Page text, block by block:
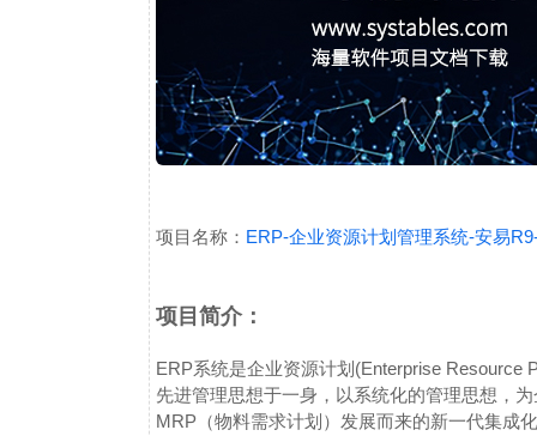
项目名称： ERP-企业资源计划管理系统-安易
项目简介：
ERP系统是企业资源计划(Enterprise Resource
先进管理思想于一身，以系统化的管理思想，
MRP（物料需求计划）发展而来的新一代集成